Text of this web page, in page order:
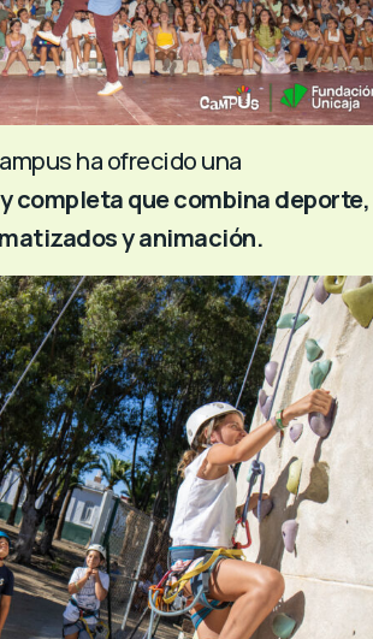
ha ofrecido una
completa que combina deporte,
y animación.